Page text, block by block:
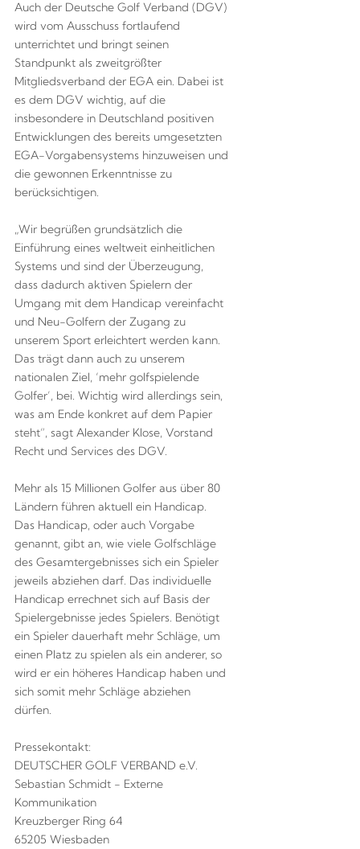
Auch der Deutsche Golf Verband (DGV)
wird vom Ausschuss fortlaufend
unterrichtet und bringt seinen
Standpunkt als zweitgrößter
Mitgliedsverband der EGA ein. Dabei ist
es dem DGV wichtig, auf die
insbesondere in Deutschland positiven
Entwicklungen des bereits umgesetzten
EGA-Vorgabensystems hinzuweisen und
die gewonnen Erkenntnisse zu
berücksichtigen.
„Wir begrüßen grundsätzlich die
Einführung eines weltweit einheitlichen
Systems und sind der Überzeugung,
dass dadurch aktiven Spielern der
Umgang mit dem Handicap vereinfacht
und Neu-Golfern der Zugang zu
unserem Sport erleichtert werden kann.
Das trägt dann auch zu unserem
nationalen Ziel, ‘mehr golfspielende
Golfer’, bei. Wichtig wird allerdings sein,
was am Ende konkret auf dem Papier
steht“, sagt Alexander Klose, Vorstand
Recht und Services des DGV.
Mehr als 15 Millionen Golfer aus über 80
Ländern führen aktuell ein Handicap.
Das Handicap, oder auch Vorgabe
genannt, gibt an, wie viele Golfschläge
des Gesamtergebnisses sich ein Spieler
jeweils abziehen darf. Das individuelle
Handicap errechnet sich auf Basis der
Spielergebnisse jedes Spielers. Benötigt
ein Spieler dauerhaft mehr Schläge, um
einen Platz zu spielen als ein anderer, so
wird er ein höheres Handicap haben und
sich somit mehr Schläge abziehen
dürfen.
Pressekontakt:
DEUTSCHER GOLF VERBAND e.V.
Sebastian Schmidt - Externe
Kommunikation
Kreuzberger Ring 64
65205 Wiesbaden